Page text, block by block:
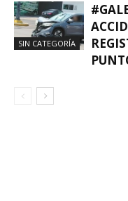
SIN CATEGORÍA